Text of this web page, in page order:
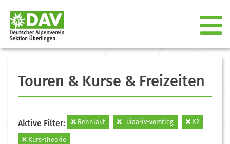
Touren & Kurse & Freizeiten
Aktive Filter: Rennlauf =uiaa-iv-vorstieg K2
Kurs-theorie